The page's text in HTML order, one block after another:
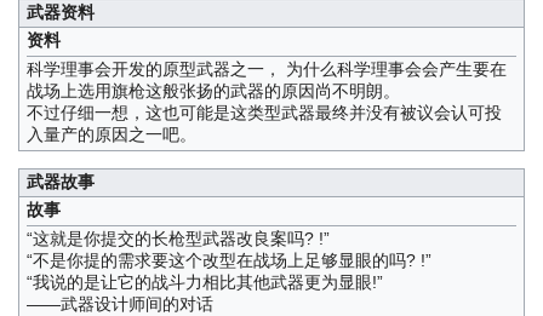
武器资料
资料
科学理事会开发的原型武器之一， 为什么科学理事会会产生要在
战场上选用旗枪这般张扬的武器的原因尚不明朗。
不过仔细一想，这也可能是这类型武器最终并没有被议会认可投
入量产的原因之一吧。
武器故事
故事
“这就是你提交的长枪型武器改良案吗? !”
“不是你提的需求要这个改型在战场上足够显眼的吗? !”
“我说的是让它的战斗力相比其他武器更为显眼!”
——武器设计师间的对话